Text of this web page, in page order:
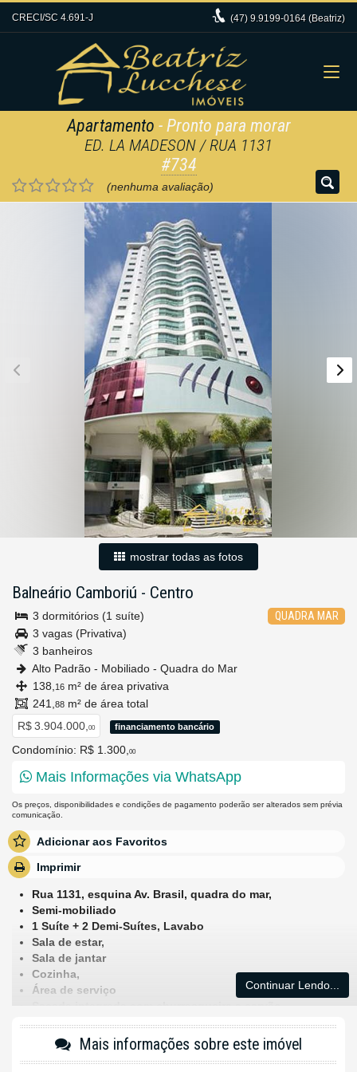
CRECI/SC 4.691-J (47) 9.9199-0164 (Beatriz)
Apartamento - Pronto para morar
ED. LA MADESON / RUA 1131
#734
(nenhuma avaliação)
mostrar todas as fotos
Balneário Camboriú - Centro
QUADRA MAR
3 dormitórios (1 suíte)
3 vagas (Privativa)
3 banheiros
Alto Padrão - Mobiliado - Quadra do Mar
138, 16 m² de área privativa
241, 88 m² de área total
R$ 3.904.000, 00 financiamento bancário
Condomínio: R$ 1.300, 00
Mais Informações via WhatsApp
Os preços, disponibilidades e condições de pagamento poderão ser alterados sem prévia
comunicação.
Adicionar aos Favoritos
Imprimir
Rua 1131, esquina Av. Brasil, quadra do mar,
Semi-mobiliado
1 Suíte + 2 Demi-Suítes, Lavabo
Sala de estar,
Sala de jantar
Cozinha,
Área de serviço
Sacada integrada com churrasqueira a carvão,
2 Elevadores
Cinema
Continuar Lendo...
Mais informações sobre este imóvel